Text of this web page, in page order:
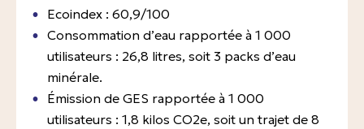
Ecoindex : 60,9/100
Consommation d’eau rapportée à 1 000
utilisateurs : 26,8 litres, soit 3 packs d’eau
minérale.
Émission de GES rapportée à 1 000
utilisateurs : 1,8 kilos CO2e, soit un trajet de 8